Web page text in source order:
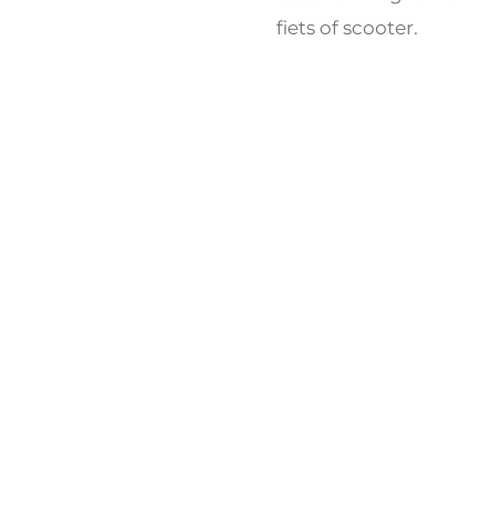
fiets of scooter.